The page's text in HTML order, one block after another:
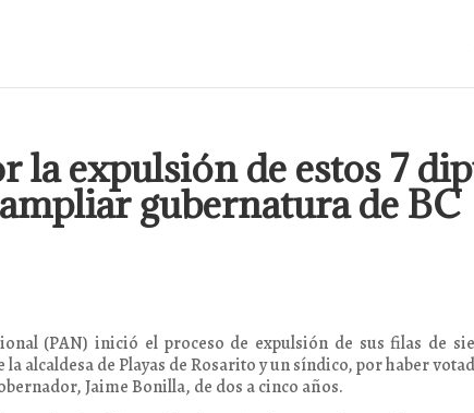
la expulsión de estos 7
gubernatura de BC
(PAN) inició el proceso de expulsión de sus filas de
alcaldesa de Playas de Rosarito y un síndico, por haber
Jaime Bonilla, de dos a cinco años.